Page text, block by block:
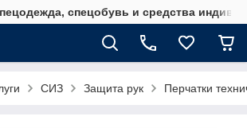
спецобувь и средства
СИЗ Защита рук Перчатки